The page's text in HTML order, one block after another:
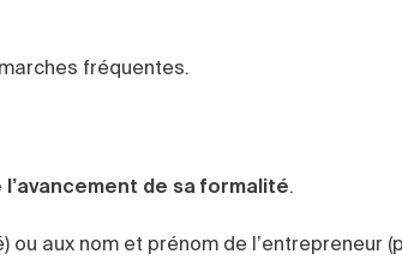
fréquentes.
l’avancement de sa formalité.
aux nom et prénom de l’entrepreneur